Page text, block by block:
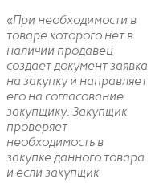
«При необходимости в
товаре которого нет в
наличии продавец
создает документ заявка
на закупку и направляет
его на согласование
закупщику. Закупщик
проверяет
необходимость в
закупке данного товара
и если закупщик